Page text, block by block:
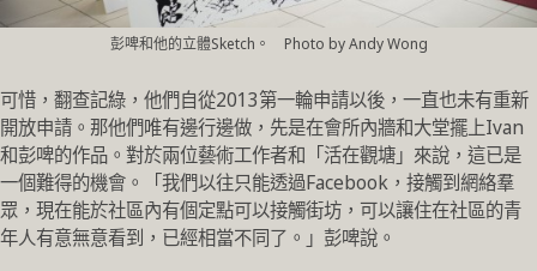
彭啤和他的立體Sketch。 Photo by Andy Wong
可惜，翻查記綠，他們自從2013第一輪申請以後，一直也未有重新
開放申請。那他們唯有邊行邊做，先是在會所內牆和大堂擺上Ivan
和彭啤的作品。對於兩位藝術工作者和「活在觀塘」來說，這已是
一個難得的機會。「我們以往只能透過Facebook，接觸到網絡羣
眾，現在能於社區內有個定點可以接觸街坊，可以讓住在社區的青
年人有意無意看到，已經相當不同了。」彭啤說。